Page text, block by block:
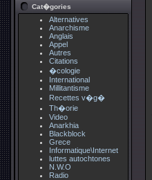
Cat�gories
Alternatives
Anarchisme
Anglais
Appel
Autres
Citations
�cologie
International
Millitantisme
Recettes v�g�
Th�orie
Video
Anarkhia
Blackblock
Grece
Informatique\Internet
luttes autochtones
N.W.O
Radio